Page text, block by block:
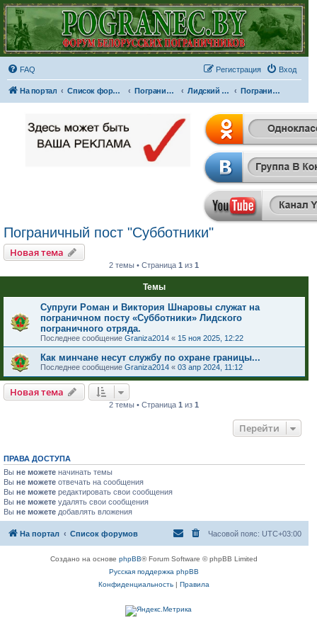
FAQ Вход
Регистрация
На портал Список форумов Пограничные отряды и части Лидский пограничный отряд Пограничный пост "Субботники"
Пограничный пост "Субботники"
Новая тема
2 темы • Страница1 из1
Темы
Супруги Роман и Виктория Шнаровы служат на
пограничном посту «Субботники» Лидского
пограничного отряда.
Последнее сообщение Graniza2014 « 15 ноя 2025, 12:22
Как минчане несут службу по охране границы...
Последнее сообщение Graniza2014 « 03 апр 2024, 11:12
Новая тема
2 темы • Страница1 из1
Перейти
ПРАВА ДОСТУПА
Вы не можете начинать темы
Вы не можете отвечать на сообщения
Вы не можете редактировать свои сообщения
Вы не можете удалять свои сообщения
Вы не можете добавлять вложения
На портал Список форумов Часовой пояс: UTC+03:00
Создано на основеphpBB® Forum Software © phpBB Limited
Русская поддержка phpBB
Конфиденциальность |Правила